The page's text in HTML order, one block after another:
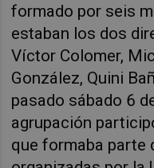
formado por seis
estaban los dos
Víctor Colomer,
González, Quini
pasado sábado 6
agrupación
que formaba parte